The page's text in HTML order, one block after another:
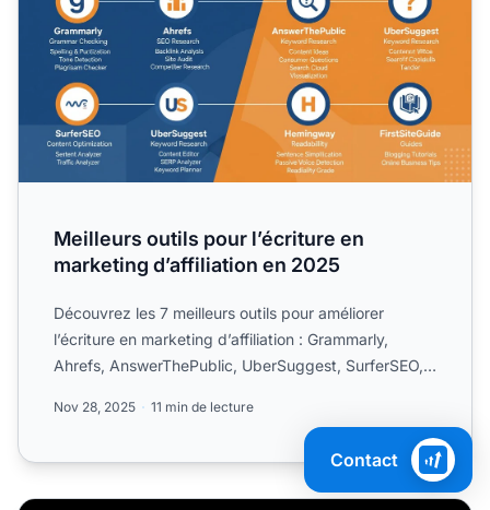
Meilleurs outils pour l’écriture en
marketing d’affiliation en 2025
Découvrez les 7 meilleurs outils pour améliorer
l’écriture en marketing d’affiliation : Grammarly,
Ahrefs, AnswerThePublic, UberSuggest, SurferSEO,
Nov 28, 2025 11 min de lecture
Contact